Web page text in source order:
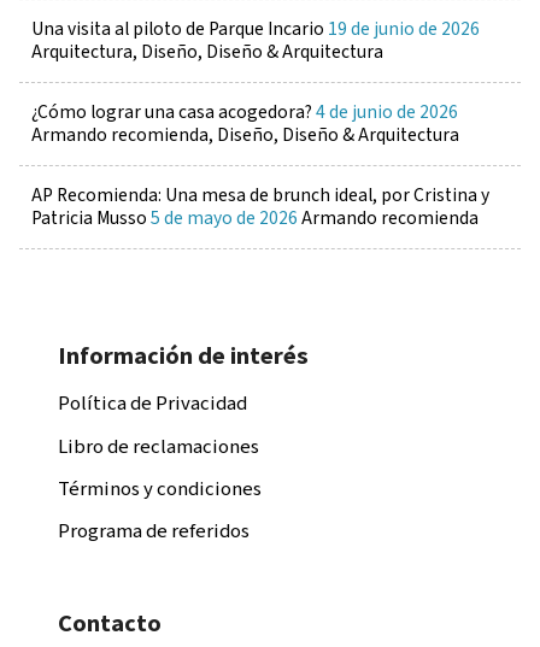
Una visita al piloto de Parque Incario 19 de junio de 2026
Arquitectura, Diseño, Diseño & Arquitectura
¿Cómo lograr una casa acogedora?4 de junio de 2026
Armando recomienda, Diseño, Diseño & Arquitectura
AP Recomienda: Una mesa de brunch ideal, por Cristina y
Patricia Musso5 de mayo de 2026Armando recomienda
Información de interés
Política de Privacidad
Libro de reclamaciones
Términos y condiciones
Programa de referidos
Contacto